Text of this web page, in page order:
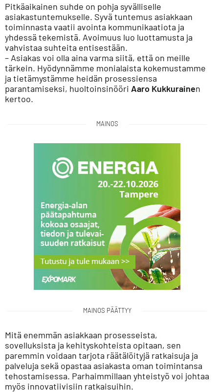
Pitkäaikainen suhde on pohja syvälliselle
asiakastuntemukselle. Syvä tuntemus asiakkaan
toiminnasta vaatii avointa kommunikaatiota ja
yhdessä tekemistä. Avoimuus luo luottamusta ja
vahvistaa suhteita entisestään.
– Asiakas voi olla aina varma siitä, että on meille
tärkein. Hyödynnämme monialaista kokemustamme
ja tietämystämme heidän prosessiensa
parantamiseksi, huoltoinsinööri Aaro Kukkurainen
kertoo.
MAINOS
MAINOS PÄÄTTYY
Mitä enemmän asiakkaan prosesseista,
sovelluksista ja kehityskohteista opitaan, sen
paremmin voidaan tarjota räätälöityjä ratkaisuja ja
palveluja sekä opastaa asiakasta oman toimintansa
tehostamisessa. Parhaimmillaan yhteistyö voi johtaa
myös innovatiivisiin ratkaisuihin.